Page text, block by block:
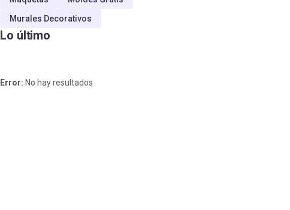
Murales Decorativos
Lo último
Error: No hay resultados